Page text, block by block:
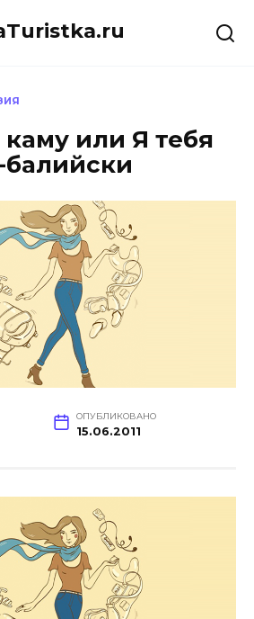
или Я тебя
ОПУБЛИКОВАНО
15.06.2011